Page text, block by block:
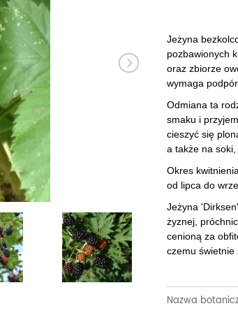
Truskawki i poziomki
Winogrona
Żurawiny
Pozostałe
Dęby
Glediczje
Głogi
Graby
Jabłonie ozdobne
Jarzębiny i jarząby
Kasztanowce
Wierzby
Wiśnie
Złotokapy
Pozostałe
Forsycje
Hibiskusy
Hortensje
Jaśminowce
Kaliny
Kalmie
Krzewuszki
Jeżyna
pozbawionych
oraz zbiorze
wymaga podpór.
Odmiana ta
smaku i
cieszyć się
a także na soki,
Okres
od lipca do
Jeżyna
żyznej,
cenioną za
czemu świetnie
Nazwa